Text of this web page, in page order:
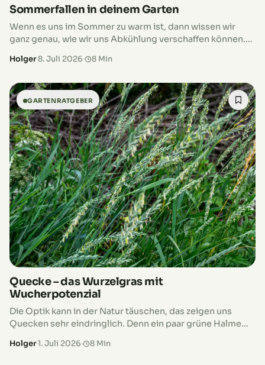
Sommerfallen in deinem Garten
Wenn es uns im Sommer zu warm ist, dann wissen wir
ganz genau, wie wir uns Abkühlung verschaffen können.
Holger·8. Juli 2026· 8 Min
GARTENRATGEBER
Quecke – das Wurzelgras mit
Wucherpotenzial
Die Optik kann in der Natur täuschen, das zeigen uns
Quecken sehr eindringlich. Denn ein paar grüne Halme
nicht nach…
Holger·1. Juli 2026· 8 Min